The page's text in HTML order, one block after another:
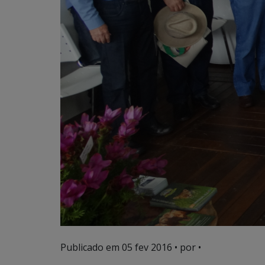
Publicado em 05 fev 2016 • por •